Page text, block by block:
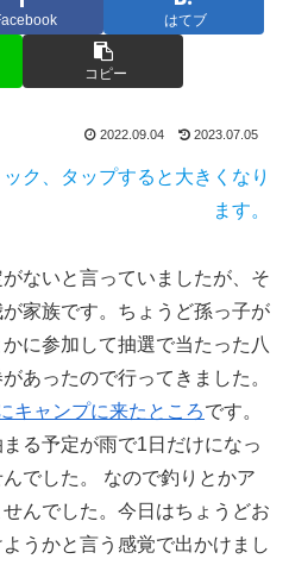
はてブ
コピー
2022.09.04 2023.07.05
ク、タップすると大きくなり
ます。
ないと言っていましたが、そ
家族です。ちょうど孫っ子が
に参加して抽選で当たった八
あったので行ってきました。
キャンプに来たところです。
る予定が雨で1日だけになっ
でした。 なので釣りとかア
んでした。今日はちょうどお
うかと言う感覚で出かけまし